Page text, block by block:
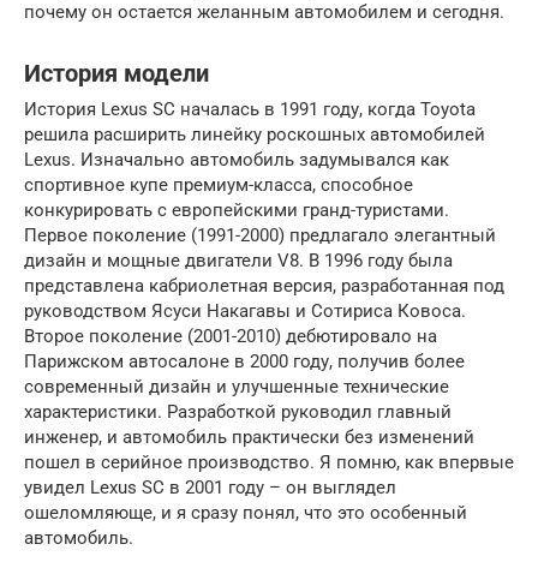
почему он остается желанным автомобилем и сегодня.
История модели
История Lexus SC началась в 1991 году, когда Toyota
решила расширить линейку роскошных автомобилей
Lexus. Изначально автомобиль задумывался как
спортивное купе премиум-класса, способное
конкурировать с европейскими гранд-туристами.
Первое поколение (1991-2000) предлагало элегантный
дизайн и мощные двигатели V8. В 1996 году была
представлена кабриолетная версия, разработанная под
руководством Ясуси Накагавы и Сотириса Ковоса.
Второе поколение (2001-2010) дебютировало на
Парижском автосалоне в 2000 году, получив более
современный дизайн и улучшенные технические
характеристики. Разработкой руководил главный
инженер, и автомобиль практически без изменений
пошел в серийное производство. Я помню, как впервые
увидел Lexus SC в 2001 году – он выглядел
ошеломляюще, и я сразу понял, что это особенный
автомобиль.